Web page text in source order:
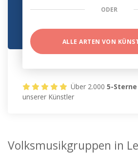
ODER
ALLE ARTEN VON
Über 2.0005-Sterne
unserer Künstler
Volksmusikgruppen in